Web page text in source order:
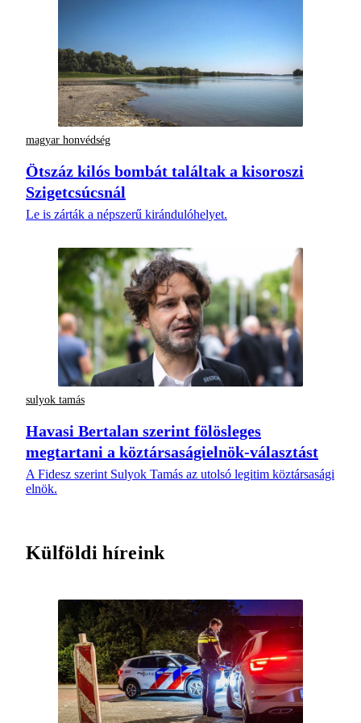
magyar honvédség
Ötszáz kilós bombát találtak a kisoroszi
Szigetcsúcsnál
Le is zárták a népszerű kirándulóhelyet.
sulyok tamás
Havasi Bertalan szerint fölösleges
megtartani a köztársaságielnök-választást
A Fidesz szerint Sulyok Tamás az utolsó legitim köztársasági
elnök.
Külföldi híreink